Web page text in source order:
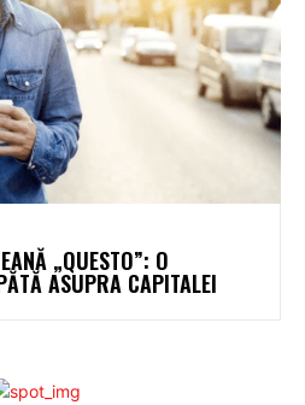
„QUESTO”: O
ASUPRA CAPITALEI